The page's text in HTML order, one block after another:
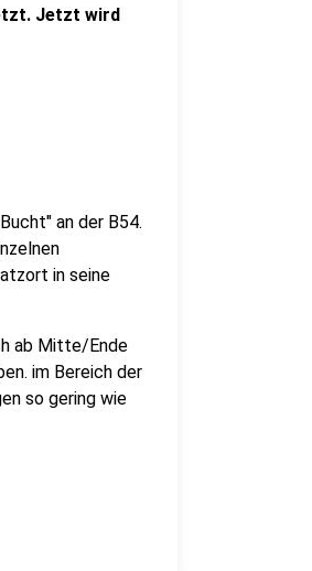
Jetzt wird
an der B54.
in seine
ab Mitte/Ende
im Bereich der
so gering wie